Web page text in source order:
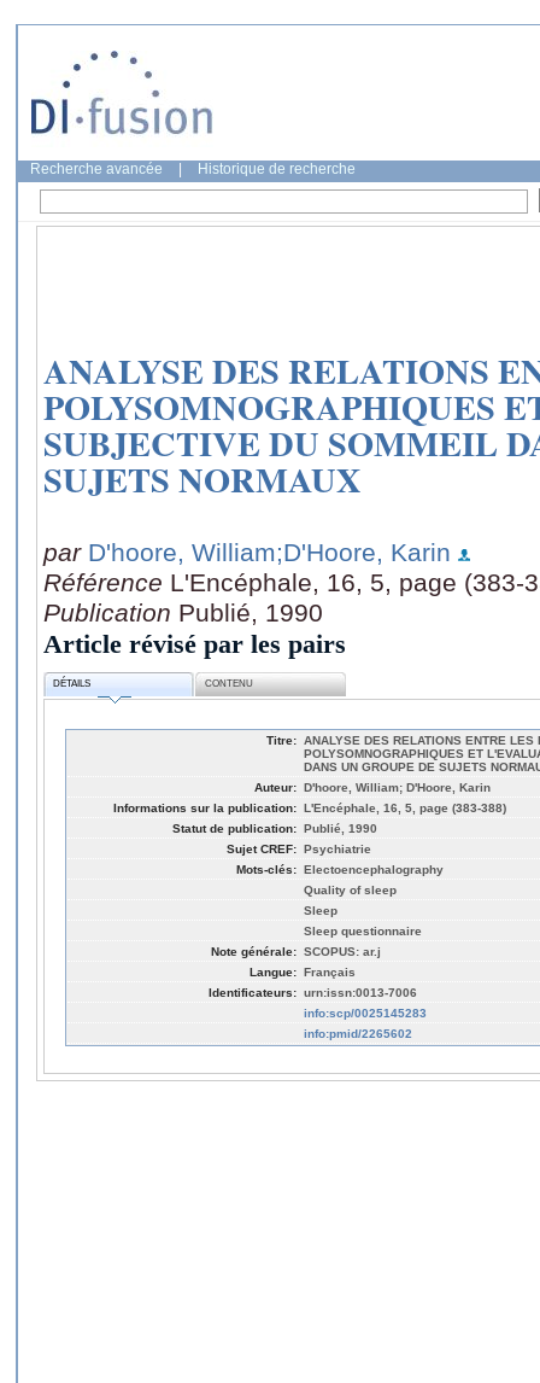
Recherche avancée Historique de recherche
ANALYSE DES RELATIONS
POLYSOMNOGRAPHIQUES
SUBJECTIVE DU SOMMEIL
SUJETS NORMAUX
par D'hoore, William;D'Hoore, Karin
Référence L'Encéphale, 16, 5, page (383-
Publication Publié, 1990
Article révisé par les pairs
DÉTAILS CONTENU
Titre: ANALYSE DES RELATIONS ENTRE LES
POLYSOMNOGRAPHIQUES ET
DANS UN GROUPE DE SUJETS
Auteur: D'hoore, William; D'Hoore, Karin
Informations sur la publication: L'Encéphale, 16, 5, page (383-388)
Statut de publication: Publié, 1990
Sujet CREF: Psychiatrie
Mots-clés: Electoencephalography
Quality of sleep
Sleep
Sleep questionnaire
Note générale: SCOPUS: ar.j
Langue: Français
Identificateurs: urn:issn:0013-7006
info:scp/0025145283
info:pmid/2265602